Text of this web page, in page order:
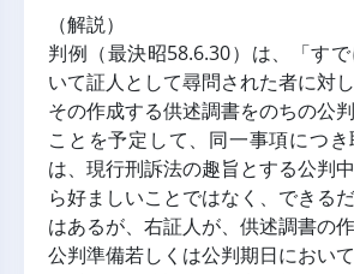
（解説）
判例（最決昭58.6.30）は、「す
いて証人として尋問された者に対し
その作成する供述調書をのちの公
ことを予定して、同一事項につ
は、現行刑訴法の趣旨とする公判
ら好ましいことではなく、できる
はあるが、右証人が、供述調書の作
公判準備若しくは公判期日におい